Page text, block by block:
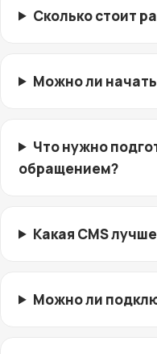
Сколько стоит
Можно ли
Что нужно
обращением?
Какая CMS
Можно ли